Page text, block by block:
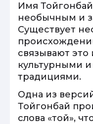
Имя
необычным и
Существует
связывают
культурными
традициями.
Одна из
Тойгонбай
слова «той»,